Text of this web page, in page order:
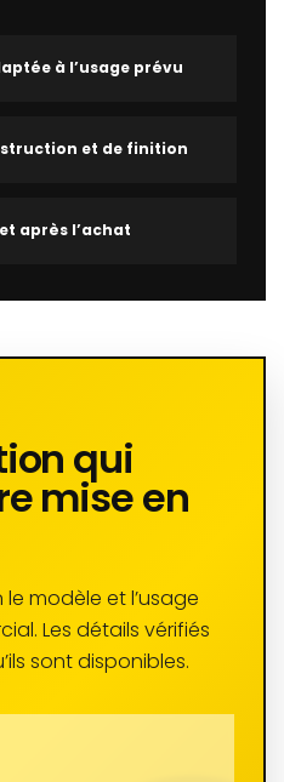
à l’usage prévu
et de finition
après l’achat
qui
mise en
modèle et l’usage
Les détails vérifiés
sont disponibles.